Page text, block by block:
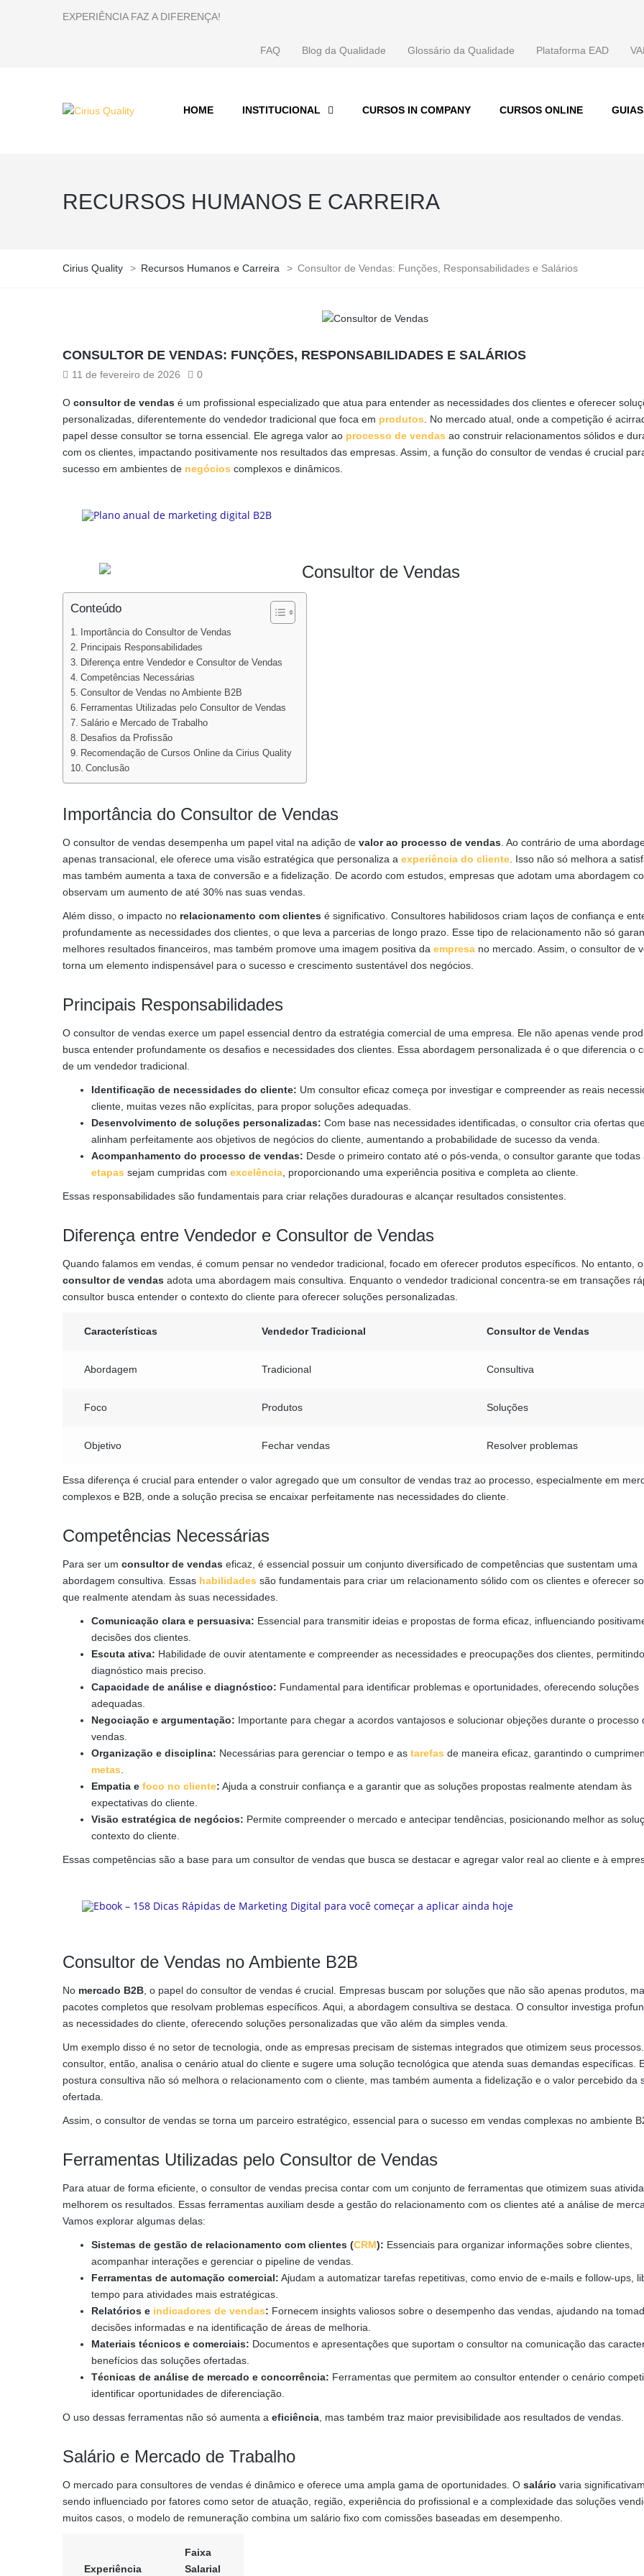
EXPERIÊNCIA FAZ A DIFERENÇA!
FAQ Blog da Qualidade Glossário da Qualidade Plataforma EAD
HOME INSTITUCIONAL CURSOS IN COMPANY CURSOS ONLINE
RECURSOS HUMANOS E CARREIRA
Cirius Quality > Recursos Humanos e Carreira > Consultor de Vendas: Funções, Responsabilidades e Salários
CONSULTOR DE VENDAS: FUNÇÕES, RESPONSABILIDADES E SALÁRIOS
11 de fevereiro de 2026 0
O consultor de vendas é um profissional especializado que atua para entender as necessidades dos clientes e oferecer
personalizadas, diferentemente do vendedor tradicional que foca em produtos . No mercado atual, onde a competição é
papel desse consultor se torna essencial. Ele agrega valor ao processo de vendas ao construir relacionamentos sólidos e
com os clientes, impactando positivamente nos resultados das empresas. Assim, a função do consultor de vendas é crucial
sucesso em ambientes de negócios complexos e dinâmicos.
Conteúdo
Importância do Consultor de Vendas
Principais Responsabilidades
Diferença entre Vendedor e Consultor de Vendas
Competências Necessárias
Consultor de Vendas no Ambiente B2B
Ferramentas Utilizadas pelo Consultor de Vendas
Salário e Mercado de Trabalho
Desafios da Profissão
Recomendação de Cursos Online da Cirius Quality
Conclusão
Importância do Consultor de Vendas
O consultor de vendas desempenha um papel vital na adição de valor ao processo de vendas . Ao contrário de uma
apenas transacional, ele oferece uma visão estratégica que personaliza a experiência do cliente . Isso não só melhora a
mas também aumenta a taxa de conversão e a fidelização. De acordo com estudos, empresas que adotam uma abordagem
observam um aumento de até 30% nas suas vendas.
Além disso, o impacto no relacionamento com clientes é significativo. Consultores habilidosos criam laços de confiança e
profundamente as necessidades dos clientes, o que leva a parcerias de longo prazo. Esse tipo de relacionamento não só
melhores resultados financeiros, mas também promove uma imagem positiva da empresa no mercado. Assim, o consultor de
torna um elemento indispensável para o sucesso e crescimento sustentável dos negócios.
Principais Responsabilidades
O consultor de vendas exerce um papel essencial dentro da estratégia comercial de uma empresa. Ele não apenas vende
busca entender profundamente os desafios e necessidades dos clientes. Essa abordagem personalizada é o que diferencia o
de um vendedor tradicional.
Identificação de necessidades do cliente: Um consultor eficaz começa por investigar e compreender as reais
cliente, muitas vezes não explícitas, para propor soluções adequadas.
Desenvolvimento de soluções personalizadas: Com base nas necessidades identificadas, o consultor cria ofertas
alinham perfeitamente aos objetivos de negócios do cliente, aumentando a probabilidade de sucesso da venda.
Acompanhamento do processo de vendas: Desde o primeiro contato até o pós-venda, o consultor garante que todas
etapas sejam cumpridas com excelência , proporcionando uma experiência positiva e completa ao cliente.
Essas responsabilidades são fundamentais para criar relações duradouras e alcançar resultados consistentes.
Diferença entre Vendedor e Consultor de Vendas
Quando falamos em vendas, é comum pensar no vendedor tradicional, focado em oferecer produtos específicos. No entanto, o
consultor de vendas adota uma abordagem mais consultiva. Enquanto o vendedor tradicional concentra-se em transações
consultor busca entender o contexto do cliente para oferecer soluções personalizadas.
Características Vendedor Tradicional Consultor de Vendas
Abordagem Tradicional Consultiva
Foco Produtos Soluções
Objetivo Fechar vendas Resolver problemas
Essa diferença é crucial para entender o valor agregado que um consultor de vendas traz ao processo, especialmente em
complexos e B2B, onde a solução precisa se encaixar perfeitamente nas necessidades do cliente.
Competências Necessárias
Para ser um consultor de vendas eficaz, é essencial possuir um conjunto diversificado de competências que sustentam uma
abordagem consultiva. Essas habilidades são fundamentais para criar um relacionamento sólido com os clientes e oferecer
que realmente atendam às suas necessidades.
Comunicação clara e persuasiva: Essencial para transmitir ideias e propostas de forma eficaz, influenciando
decisões dos clientes.
Escuta ativa: Habilidade de ouvir atentamente e compreender as necessidades e preocupações dos clientes,
diagnóstico mais preciso.
Capacidade de análise e diagnóstico: Fundamental para identificar problemas e oportunidades, oferecendo soluções
adequadas.
Negociação e argumentação: Importante para chegar a acordos vantajosos e solucionar objeções durante o processo
vendas.
Organização e disciplina: Necessárias para gerenciar o tempo e as tarefas de maneira eficaz, garantindo o
metas
Empatia e foco no cliente: Ajuda a construir confiança e a garantir que as soluções propostas realmente atendam às
expectativas do cliente.
Visão estratégica de negócios: Permite compreender o mercado e antecipar tendências, posicionando melhor as
contexto do cliente.
Essas competências são a base para um consultor de vendas que busca se destacar e agregar valor real ao cliente e à
Consultor de Vendas no Ambiente B2B
No mercado B2B, o papel do consultor de vendas é crucial. Empresas buscam por soluções que não são apenas produtos,
pacotes completos que resolvam problemas específicos. Aqui, a abordagem consultiva se destaca. O consultor investiga
as necessidades do cliente, oferecendo soluções personalizadas que vão além da simples venda.
Um exemplo disso é no setor de tecnologia, onde as empresas precisam de sistemas integrados que otimizem seus
consultor, então, analisa o cenário atual do cliente e sugere uma solução tecnológica que atenda suas demandas específicas.
postura consultiva não só melhora o relacionamento com o cliente, mas também aumenta a fidelização e o valor percebido da
ofertada.
Assim, o consultor de vendas se torna um parceiro estratégico, essencial para o sucesso em vendas complexas no ambiente
Ferramentas Utilizadas pelo Consultor de Vendas
Para atuar de forma eficiente, o consultor de vendas precisa contar com um conjunto de ferramentas que otimizem suas
melhorem os resultados. Essas ferramentas auxiliam desde a gestão do relacionamento com os clientes até a análise de
Vamos explorar algumas delas:
Sistemas de gestão de relacionamento com clientes (CRM): Essenciais para organizar informações sobre clientes,
acompanhar interações e gerenciar o pipeline de vendas.
Ferramentas de automação comercial: Ajudam a automatizar tarefas repetitivas, como envio de e-mails e follow-ups,
tempo para atividades mais estratégicas.
Relatórios e indicadores de vendas: Fornecem insights valiosos sobre o desempenho das vendas, ajudando na
decisões informadas e na identificação de áreas de melhoria.
Materiais técnicos e comerciais: Documentos e apresentações que suportam o consultor na comunicação das
benefícios das soluções ofertadas.
Técnicas de análise de mercado e concorrência: Ferramentas que permitem ao consultor entender o cenário
identificar oportunidades de diferenciação.
O uso dessas ferramentas não só aumenta a eficiência, mas também traz maior previsibilidade aos resultados de vendas.
Salário e Mercado de Trabalho
O mercado para consultores de vendas é dinâmico e oferece uma ampla gama de oportunidades. O salário varia
sendo influenciado por fatores como setor de atuação, região, experiência do profissional e a complexidade das soluções
muitos casos, o modelo de remuneração combina um salário fixo com comissões baseadas em desempenho.
Experiência
Faixa
Salarial